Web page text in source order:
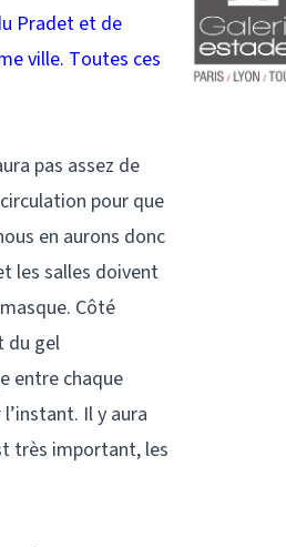
Pradet et de
ville. Toutes ces
pas assez de
pour que
en aurons donc
les salles doivent
Côté
du gel
entre chaque
Il y aura
très important, les